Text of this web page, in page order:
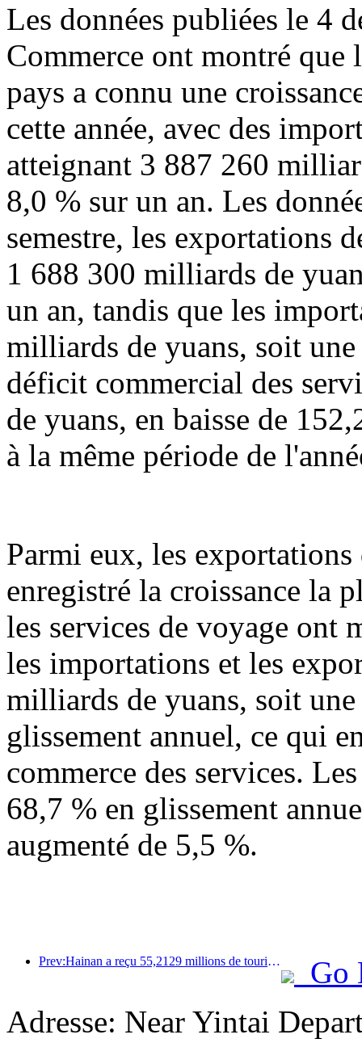
Les données publiées le 4
Commerce ont montré que
pays a connu une
cette année, avec des
atteignant 3 887 260
8,0 % sur un an. Les
semestre, les exportations
1 688 300 milliards de
un an, tandis que les
milliards de yuans, soit
déficit commercial des
de yuans, en baisse de
à la même période de
Parmi eux, les
enregistré la croissance la
les services de voyage ont
les importations et les
milliards de yuans, soit
glissement annuel, ce qui
commerce des services.
68,7 % en glissement
augmenté de 5,5 %.
Prev:Hainan a reçu 55,2129 millions de touristes au cours du premier semestre de l'année
Go
Adresse: Near Yintai